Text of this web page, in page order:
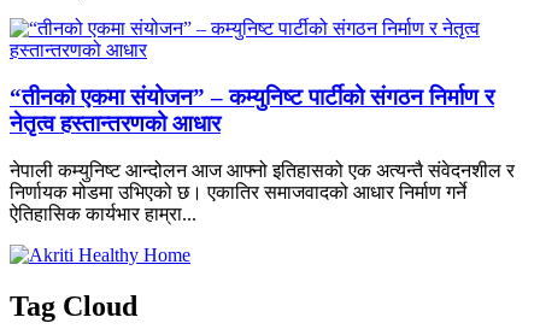
“तीनको एकमा संयोजन” – कम्युनिष्ट पार्टीको संगठन निर्माण र
नेतृत्व हस्तान्तरणको आधार
नेपाली कम्युनिष्ट आन्दोलन आज आफ्नो इतिहासको एक अत्यन्तै संवेदनशील र
निर्णायक मोडमा उभिएको छ। एकातिर समाजवादको आधार निर्माण गर्ने
ऐतिहासिक कार्यभार हाम्रा...
Tag Cloud